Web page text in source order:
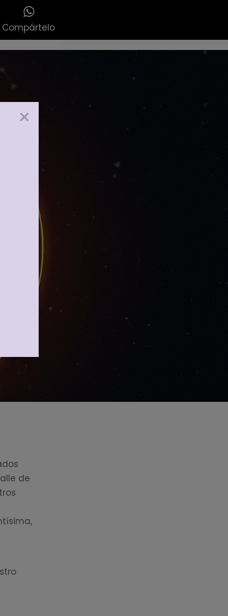
Compártelo
de
×